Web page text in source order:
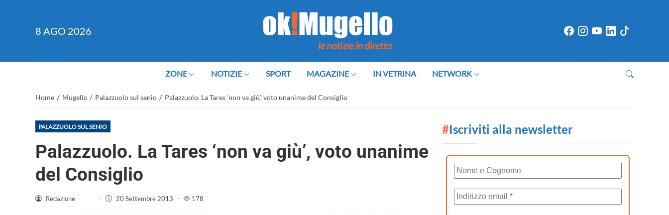
8 AGO 2026
ZONE NOTIZIE SPORT MAGAZINE IN VETRINA NETWORK
Home / Mugello / Palazzuolo sul senio / Palazzuolo. La Tares ‘non va giù’, voto unanime del Consiglio
PALAZZUOLO SUL SENIO
Palazzuolo. La Tares ‘non va giù’, voto unanime
del Consiglio
Redazione - 20 Settembre 2013 - 178
#Iscriviti alla newsletter